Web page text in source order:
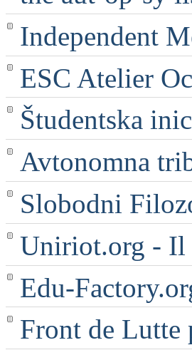
Independent
ESC Atelier
Študentska
Avtonomna
Slobodni
Uniriot.org - Il
Edu-
Front de Lutte